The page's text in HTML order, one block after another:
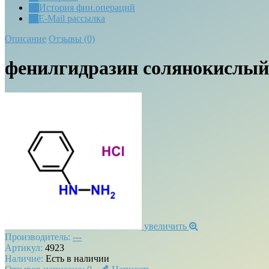
История фин.операций
E-Mail рассылка
Описание Отзывы (0)
фенилгидразин
увеличить
Производитель: ---
Артикул: 4923
Наличие: Есть в наличии